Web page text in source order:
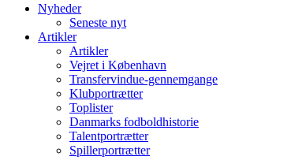
Nyheder
Seneste nyt
Artikler
Artikler
Vejret i København
Transfervindue-gennemgange
Klubportrætter
Toplister
Danmarks fodboldhistorie
Talentportrætter
Spillerportrætter